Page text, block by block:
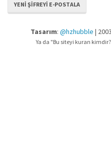
YENI ŞIFREYI E-POSTALA
Tasarım: @hzhubble |
Ya da "Bu siteyi kuran